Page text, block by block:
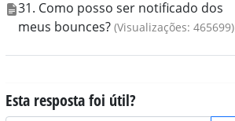
31. Como posso ser notificado dos
meus bounces? (Visualizações: 465699)
Esta resposta foi útil?